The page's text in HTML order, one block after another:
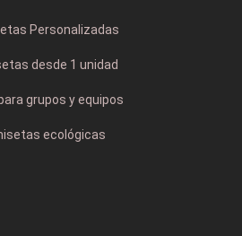
Personalizadas
desde 1 unidad
grupos y equipos
ecológicas